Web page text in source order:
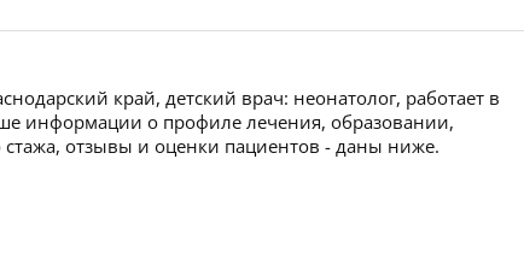
край, детский врач: неонатолог, работает в
информации о профиле лечения, образовании,
стажа, отзывы и оценки пациентов - даны ниже.